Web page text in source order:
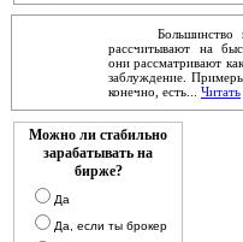
Большинство
рассчитывают на
они рассматривают
заблуждение.
конечно, есть... Читать
Можно ли стабильно
зарабатывать на
бирже?
Да
Да, если ты брокер